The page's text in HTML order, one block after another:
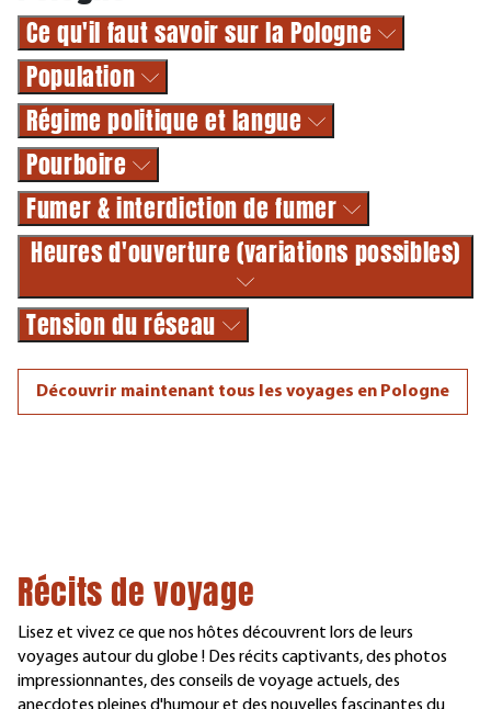
Ce qu'il faut savoir sur la Pologne
Population
Régime politique et langue
Pourboire
Fumer & interdiction de fumer
Heures d'ouverture (variations possibles)
Tension du réseau
Découvrir maintenant tous les voyages en Pologne
Récits de voyage
Lisez et vivez ce que nos hôtes découvrent lors de leurs
voyages autour du globe ! Des récits captivants, des photos
impressionnantes, des conseils de voyage actuels, des